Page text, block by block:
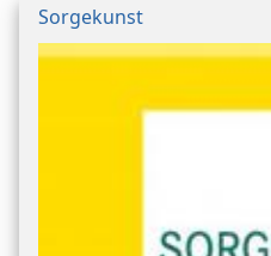
Sorgekunst
Bild/Umschlag